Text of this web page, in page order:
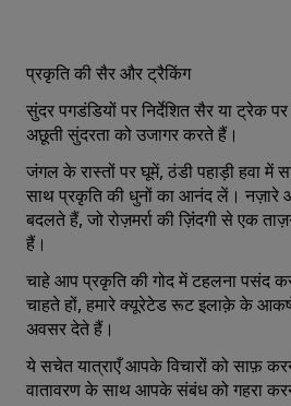
प्रकृति की सैर और ट्रैकिंग
सुंदर पगडंडियों पर निर्देशित सैर या ट्रेक
अछूती सुंदरता को उजागर करते हैं।
जंगल के रास्तों पर घूमें, ठंडी पहाड़ी हवा
साथ प्रकृति की धुनों का आनंद लें। नज़ारे
बदलते हैं, जो रोज़मर्रा की ज़‍िंंदगी से एक
हैं।
चाहे आप प्रकृति की गोद में टहलना पसंद
चाहते हों, हमारे क्यूरेटेड रूट इलाक़े के
अवसर देते हैं।
ये सचेत यात्राएँ आपके विचारों को साफ़
वातावरण के साथ आपके संबंध को गहरा